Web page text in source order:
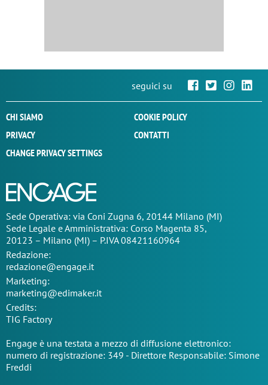
seguici su
CHI SIAMO
COOKIE POLICY
PRIVACY
CONTATTI
CHANGE PRIVACY SETTINGS
Sede Operativa: via Coni Zugna 6, 20144 Milano (MI)
Sede Legale e Amministrativa: Corso Magenta 85,
20123 – Milano (MI) – P.IVA 08421160964
Redazione:
redazione@engage.it
Marketing:
marketing@edimaker.it
Credits:
TIG Factory
Engage è una testata a mezzo di diffusione elettronico:
numero di registrazione: 349 - Direttore Responsabile: Simone
Freddi